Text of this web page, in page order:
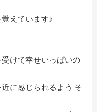
えています♪
けて幸せいっぱいの
に感じられるよう そ